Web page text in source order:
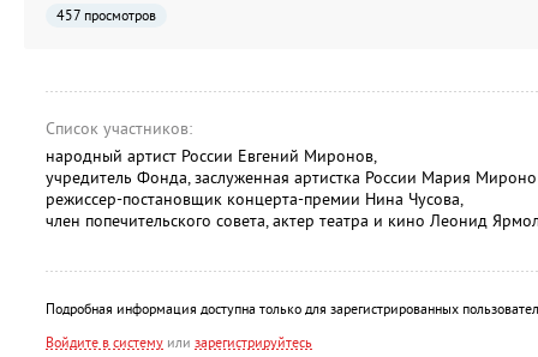
457 просмотров
Список участников:
народный артист России Евгений Миронов,
учредитель Фонда, заслуженная артистка России Мария
режиссер-постановщик концерта-премии Нина Чусова,
член попечительского совета, актер театра и кино Леонид
Подробная информация доступна только для зарегистрированных
Войдите в систему или зарегистрируйтесь